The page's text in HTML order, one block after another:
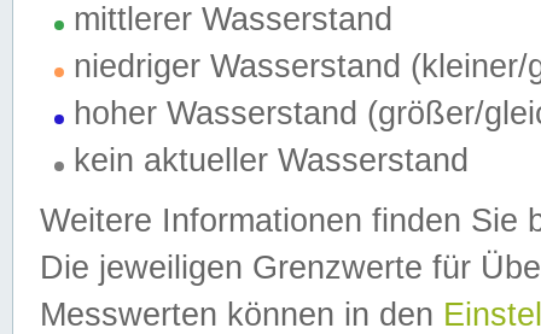
mittlerer Wasserstand
niedriger Wasserstand (kleiner/
hoher Wasserstand (größer/
kein aktueller Wasserstand
Weitere Informationen finden Sie
Die jeweiligen Grenzwerte für
Messwerten können in den